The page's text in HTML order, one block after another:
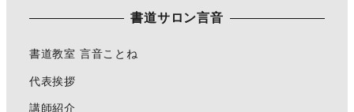
書道サロン言音
書道教室 言音ことね
代表挨拶
講師紹介